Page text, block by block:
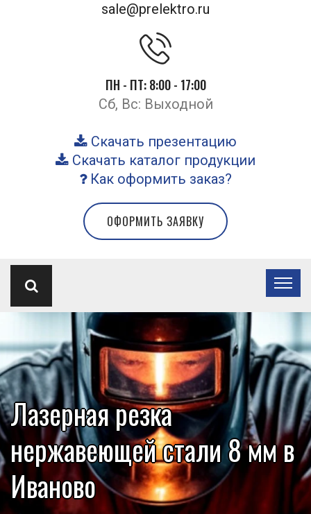
sale@prelektro.ru
ПН - ПТ: 8:00 - 17:00
Сб, Вс: Выходной
Скачать презентацию
Скачать каталог продукции
Как оформить заказ?
ОФОРМИТЬ ЗАЯВКУ
Лазерная резка
нержавеющей стали 8 мм в
Иваново